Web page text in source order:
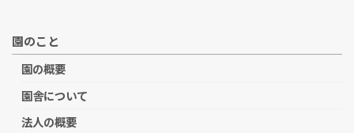
園のこと
園の概要
園舎について
法人の概要